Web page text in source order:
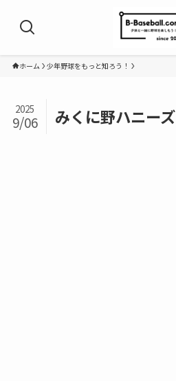
ホーム 少年野球をもっと知ろう！
みくに野ハニーズ
2025
9/06